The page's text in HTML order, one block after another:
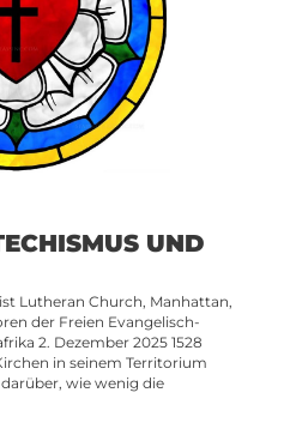
UND
Lutheran Church, Manhattan,
der Freien Evangelisch-
2. Dezember 2025 1528
in seinem Territorium
wie wenig die